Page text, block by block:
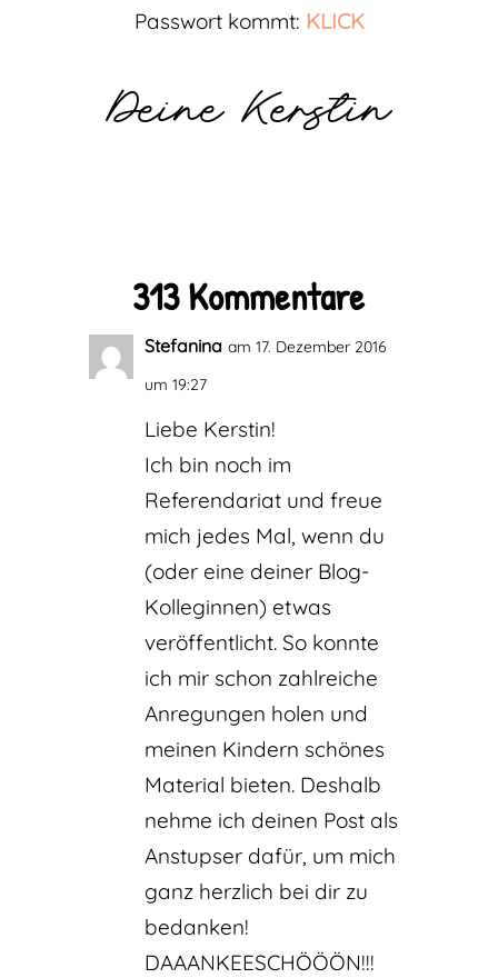
Passwort kommt: KLICK
Deine Kerstin
313 Kommentare
Stefanina am 17. Dezember 2016
um 19:27
Liebe Kerstin!
Ich bin noch im
Referendariat und freue
mich jedes Mal, wenn du
(oder eine deiner Blog-
Kolleginnen) etwas
veröffentlicht. So konnte
ich mir schon zahlreiche
Anregungen holen und
meinen Kindern schönes
Material bieten. Deshalb
nehme ich deinen Post als
Anstupser dafür, um mich
ganz herzlich bei dir zu
bedanken!
DAAANKEESCHÖÖÖN!!!